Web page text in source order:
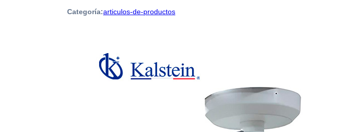
Categoría:articulos-de-productos